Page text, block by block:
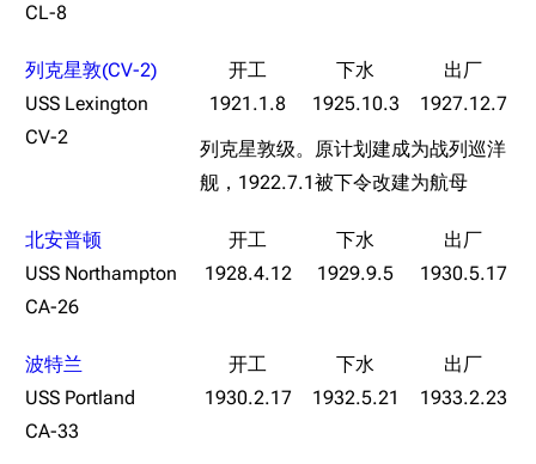
NGA战舰少女R专
萌娘百科战舰少女
苍青幻影wiki（只
读）
Secret Projects论
坛
Shipbucket像素战
舰
Navypedia
Naval
NavSource
装甲航母网
1950
链入页面
CL-8
列克星敦(CV-2)
USS Lexington
CV-2
1921.1.8 1925.10.3
1927.12.7
列克星敦级。原计划建成为战列巡洋
舰，1922.7.1被下令改建为航母
北安普顿
USS Northampton
CA-26
1928.4.12 1929.9.5 1930.5.17
波特兰
USS Portland
CA-33
1930.2.17 1932.5.21 1933.2.23
原型简介
服役历史
退役及成为博物馆舰